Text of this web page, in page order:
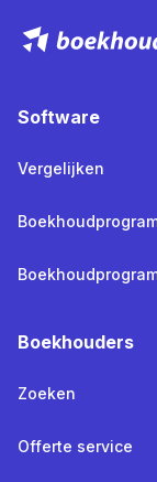
Software
Vergelijken
Boekhouders
Zoeken
Offerte service